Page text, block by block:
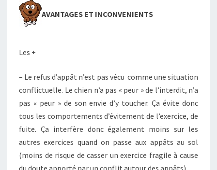
AVANTAGES ET INCONVENIENTS
Les +
– Le refus d’appât n’est pas vécu comme une situation
conflictuelle. Le chien n’a pas « peur » de l’interdit, n’a
pas « peur » de son envie d’y toucher. Ça évite donc
tous les comportements d’évitement de l’exercice, de
fuite. Ça interfère donc également moins sur les
autres exercices quand on passe aux appâts au sol
(moins de risque de casser un exercice fragile à cause
du doute apporté par un conflit autour des appâts).